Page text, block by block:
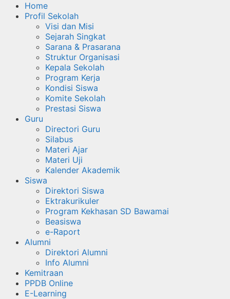
Home
Profil Sekolah
Visi dan Misi
Sejarah Singkat
Sarana & Prasarana
Struktur Organisasi
Kepala Sekolah
Program Kerja
Kondisi Siswa
Komite Sekolah
Prestasi Siswa
Guru
Directori Guru
Silabus
Materi Ajar
Materi Uji
Kalender Akademik
Siswa
Direktori Siswa
Ektrakurikuler
Program Kekhasan SD Bawamai
Beasiswa
e-Raport
Alumni
Direktori Alumni
Info Alumni
Kemitraan
PPDB Online
E-Learning